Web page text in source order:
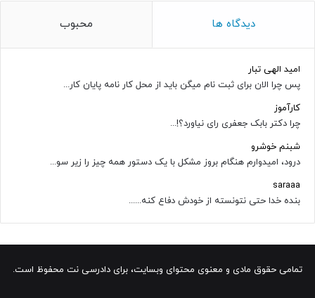
دیدگاه ها محبوب
امید الهی تبار
پس چرا الان برای ثبت نام میگن باید از محل کار نامه پایان کار...
کارآموز
چرا دکتر بابک جعفری رای نیاورد؟!...
شبنم خوشرو
درود، امیدوارم هنگام بروز مشکل با یک دستور همه چیز را زیر سو...
saraaa
بنده خدا حتی نتونسته از خودش دفاع کنه......
تمامی حقوق مادی و معنوی محتوای وبسایت، برای دادرسی نت محفوظ است.